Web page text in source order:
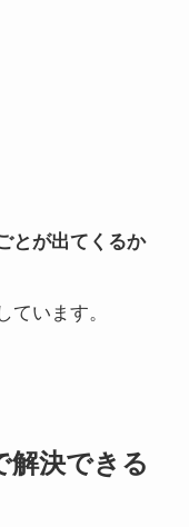
とが出てくるか
ています。
解決できる